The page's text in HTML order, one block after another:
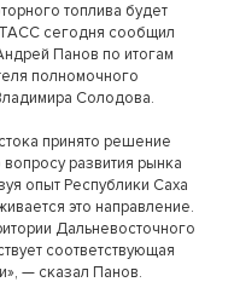
топлива будет
сегодня сообщил
Панов по итогам
полномочного
Солодова.
принято решение
развития рынка
опыт Республики Саха
это направление.
Дальневосточного
соответствующая
— сказал Панов.